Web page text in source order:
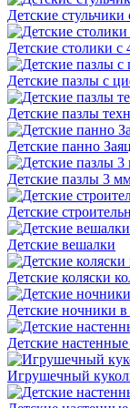
Детские
Детские столики с
Детские пазлы с
Детские пазлы
Детские панно
Детские пазлы 3
Детские
Детские вешалки
Детские коляски
Детские ночники
Детские
Игрушечный